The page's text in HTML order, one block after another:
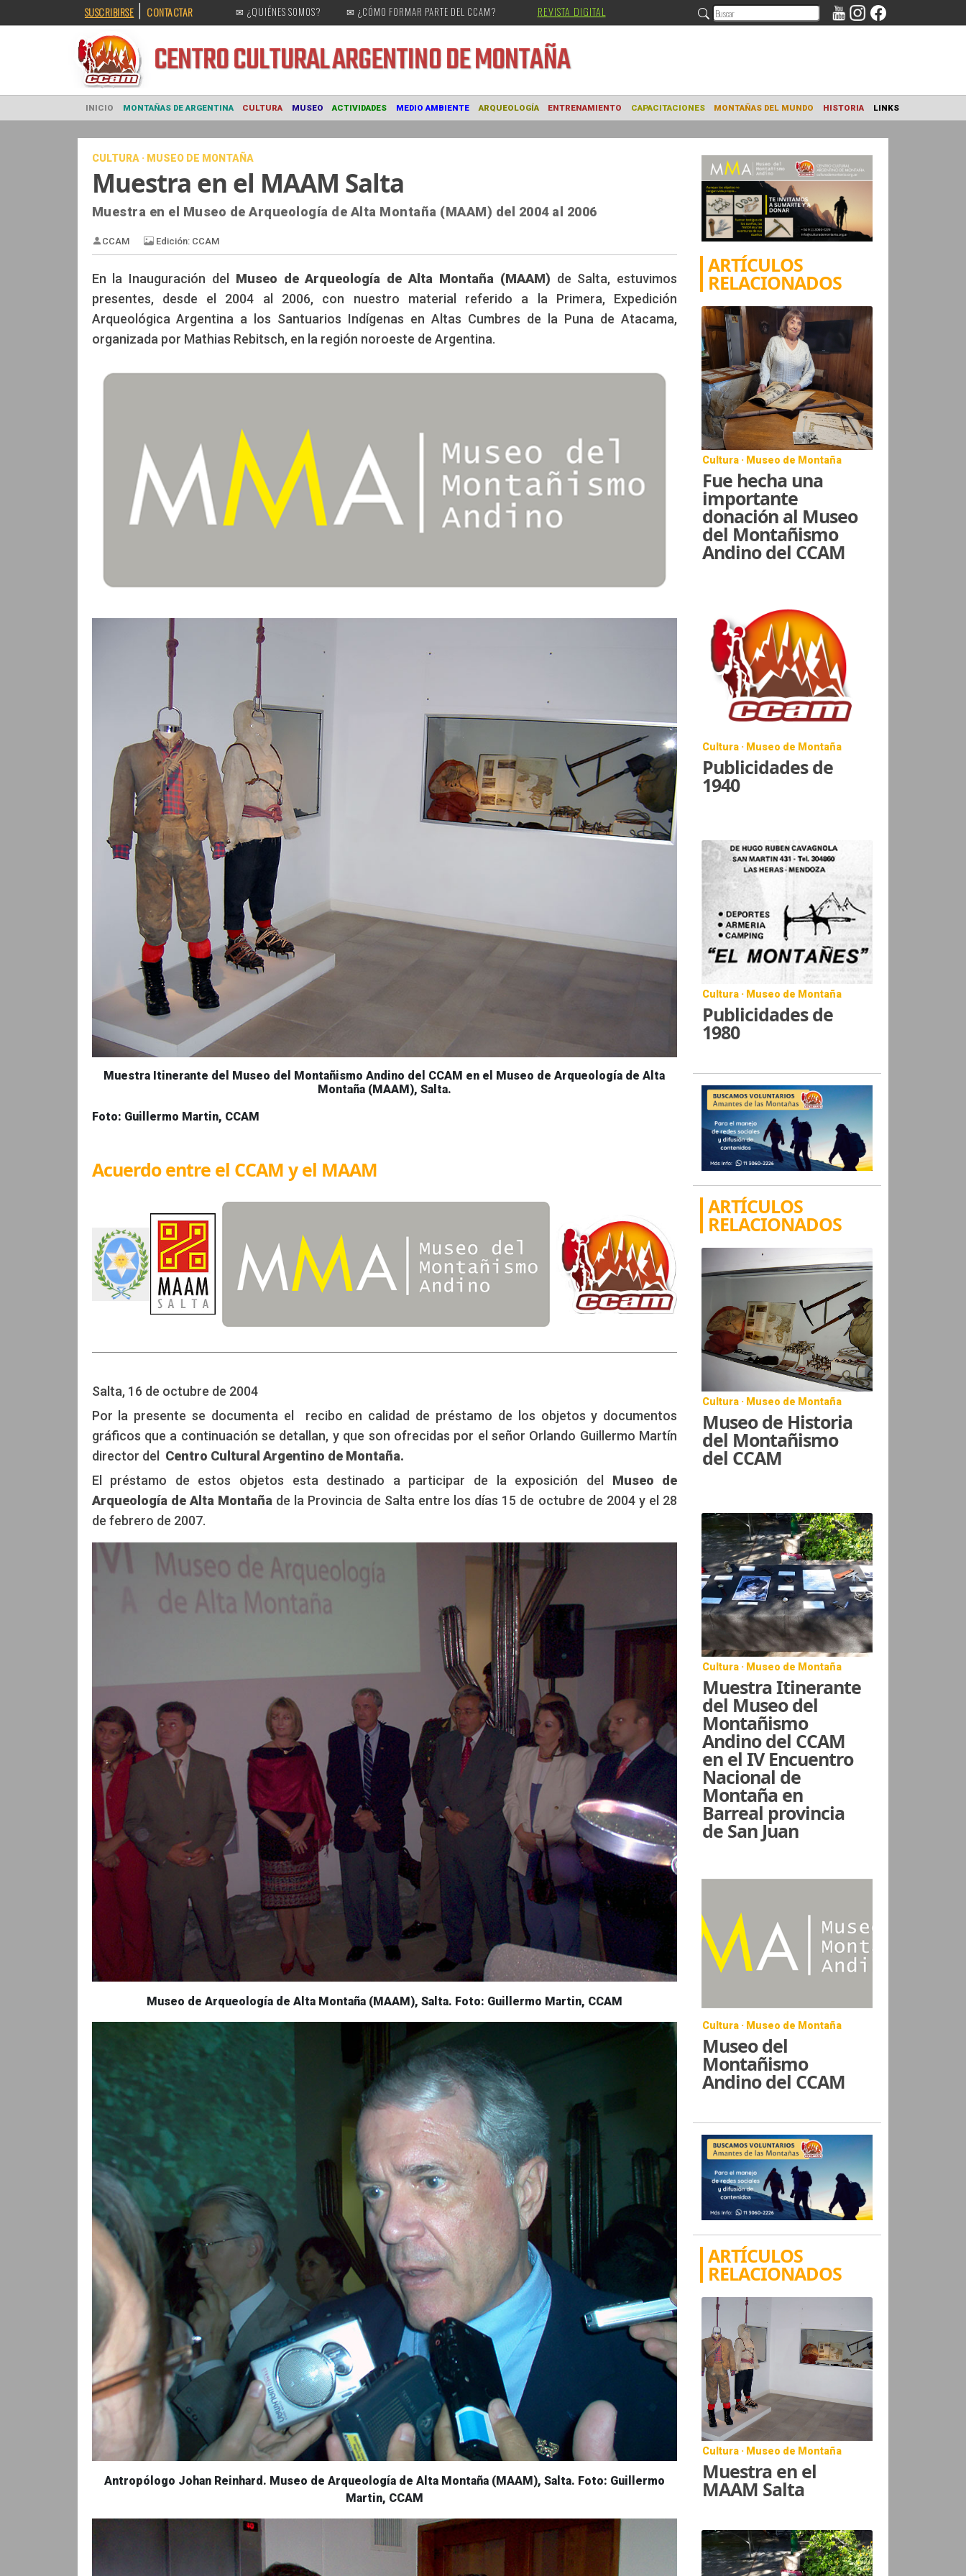
SUSCRIBIRSE | CONTACTAR ✉ ¿QUIÉNES SOMOS? ✉ ¿CÓMO FORMAR PARTE DEL CCAM? REVISTA DIGITAL
CENTRO CULTURALARGENTINO DE MONTAÑA
INICIO MONTAÑAS DE ARGENTINA CULTURA MUSEO ACTIVIDADES MEDIO AMBIENTE ARQUEOLOGÍA ENTRENAMIENTO CAPACITACIONES MONTAÑAS DEL MUNDO HISTORIA
CULTURA · MUSEO DE MONTAÑA
Muestra en el MAAM Salta
Muestra en el Museo de Arqueología de Alta Montaña (MAAM) del 2004 al 2006
CCAM Edición: CCAM
En la Inauguración del Museo de Arqueología de Alta Montaña (MAAM) de Salta, estuvimos
presentes, desde el 2004 al 2006, con nuestro material referido a la Primera, Expedición
Arqueológica Argentina a los Santuarios Indígenas en Altas Cumbres de la Puna de Atacama,
organizada por Mathias Rebitsch, en la región noroeste de Argentina.
Muestra Itinerante del Museo del Montañismo Andino del CCAM en el Museo de Arqueología de Alta
Montaña (MAAM), Salta.
Foto: Guillermo Martin, CCAM
Acuerdo entre el CCAM y el MAAM
Salta, 16 de octubre de 2004
Por la presente se documenta el recibo en calidad de préstamo de los objetos y documentos
gráficos que a continuación se detallan, y que son ofrecidas por el señor Orlando Guillermo Martín
director del Centro Cultural Argentino de Montaña.
El préstamo de estos objetos esta destinado a participar de la exposición del Museo de
Arqueología de Alta Montañade la Provincia de Salta entre los días 15 de octubre de 2004 y el 28
de febrero de 2007.
Museo de Arqueología de Alta Montaña (MAAM), Salta. Foto: Guillermo Martin, CCAM
Antropólogo Johan Reinhard. Museo de Arqueología de Alta Montaña (MAAM), Salta. Foto: Guillermo
Martin, CCAM
ARTÍCULOS
RELACIONADOS
Cultura · Museo de Montaña
Fue hecha una
importante
donación al Museo
del Montañismo
Andino del CCAM
Cultura · Museo de Montaña
Publicidades de
1940
Cultura · Museo de Montaña
Publicidades de
1980
ARTÍCULOS
RELACIONADOS
Cultura · Museo de Montaña
Museo de Historia
del Montañismo
del CCAM
Cultura · Museo de Montaña
Muestra Itinerante
del Museo del
Montañismo
Andino del CCAM
en el IV Encuentro
Nacional de
Montaña en
Barreal provincia
de San Juan
Cultura · Museo de Montaña
Museo del
Montañismo
Andino del CCAM
ARTÍCULOS
RELACIONADOS
Cultura · Museo de Montaña
Muestra en el
MAAM Salta